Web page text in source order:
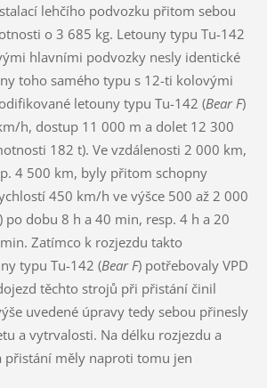
lehčího podvozku přitom sebou
o 3 685 kg. Letouny typu Tu-142
hlavními podvozky nesly identické
toho samého typu s 12-ti kolovými
letouny typu Tu-142 (Bear F)
h, dostup 11 000 m a dolet 12 300
182 t). Ve vzdálenosti 2 000 km,
4 500 km, byly přitom schopny
450 km/h ve výšce 500 až 2 000
po dobu 8 h a 40 min, resp. 4 h a 20
Zatímco k rozjezdu takto
typu Tu-142 (Bear F) potřebovaly VPD
těchto strojů při přistání činil
uvedené úpravy tedy sebou přinesly
a vytrvalosti. Na délku rozjezdu a
přistání měly naproti tomu jen